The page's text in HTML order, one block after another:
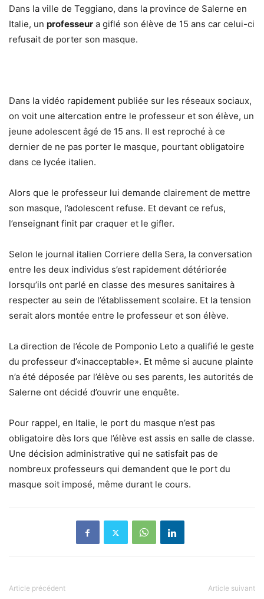
Dans la ville de Teggiano, dans la province de Salerne en
Italie, un professeur a giflé son élève de 15 ans car celui-ci
refusait de porter son masque.
Dans la vidéo rapidement publiée sur les réseaux sociaux,
on voit une altercation entre le professeur et son élève, un
jeune adolescent âgé de 15 ans. Il est reproché à ce
dernier de ne pas porter le masque, pourtant obligatoire
dans ce lycée italien.
Alors que le professeur lui demande clairement de mettre
son masque, l’adolescent refuse. Et devant ce refus,
l’enseignant finit par craquer et le gifler.
Selon le journal italien Corriere della Sera, la conversation
entre les deux individus s’est rapidement détériorée
lorsqu’ils ont parlé en classe des mesures sanitaires à
respecter au sein de l’établissement scolaire. Et la tension
serait alors montée entre le professeur et son élève.
La direction de l’école de Pomponio Leto a qualifié le geste
du professeur d’«inacceptable». Et même si aucune plainte
n’a été déposée par l’élève ou ses parents, les autorités de
Salerne ont décidé d’ouvrir une enquête.
Pour rappel, en Italie, le port du masque n’est pas
obligatoire dès lors que l’élève est assis en salle de classe.
Une décision administrative qui ne satisfait pas de
nombreux professeurs qui demandent que le port du
masque soit imposé, même durant le cours.
Article précédent Article suivant